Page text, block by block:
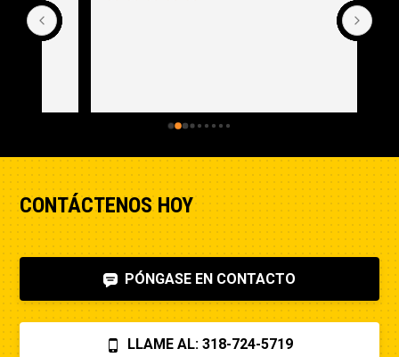
CONTÁCTENOS HOY
PÓNGASE EN CONTACTO
LLAME AL: 318-724-5719